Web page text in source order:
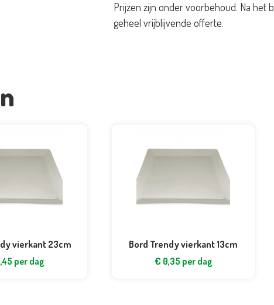
Prijzen zijn onder voorbehoud. Na het
geheel vrijblijvende offerte.
vierkant 23cm
per dag
Bord Trendy vierkant 13cm
€ 0,35 per dag